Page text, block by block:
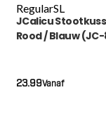
RegularSL
JCalicu
Rood / Blauw
Vanaf
23.99